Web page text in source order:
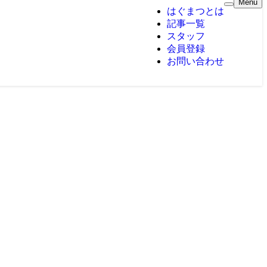
はぐまつとは
記事一覧
スタッフ
会員登録
お問い合わせ
Menu